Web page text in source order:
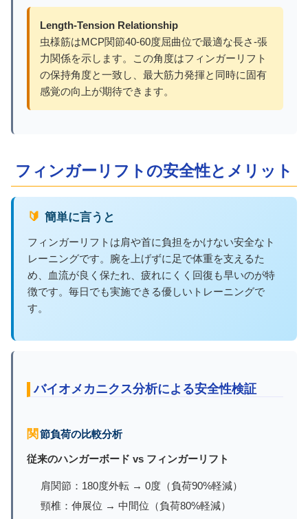
Length-Tension Relationship
虫様筋はMCP関節40-60度屈曲位で最適な長さ-張
力関係を示します。この角度はフィンガーリフト
の保持角度と一致し、最大筋力発揮と同時に固有
感覚の向上が期待できます。
フィンガーリフトの安全性とメリット
🔰 簡単に言うと
フィンガーリフトは肩や首に負担をかけない安全なト
レーニングです。腕を上げずに足で体重を支えるた
め、血流が良く保たれ、疲れにくく回復も早いのが特
徴です。毎日でも実施できる優しいトレーニングで
す。
バイオメカニクス分析による安全性検証
関節負荷の比較分析
従来のハンガーボード vs フィンガーリフト
肩関節：180度外転 → 0度（負荷90%軽減）
頸椎：伸展位 → 中間位（負荷80%軽減）